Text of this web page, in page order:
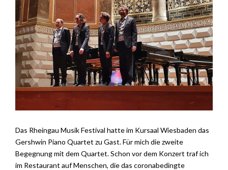
Das Rheingau Musik Festival hatte im Kursaal Wiesbaden das
Gershwin Piano Quartet zu Gast. Für mich die zweite
Begegnung mit dem Quartet. Schon vor dem Konzert traf ich
im Restaurant auf Menschen, die das coronabedingte